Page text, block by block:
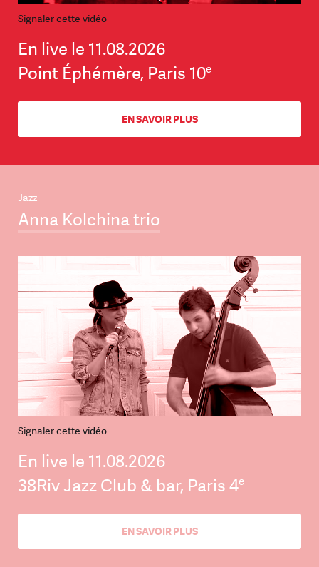
Signaler cette vidéo
En live le 11.08.2026
Point Éphémère, Paris 10e
EN SAVOIR PLUS
Jazz
Anna Kolchina trio
Signaler cette vidéo
En live le 11.08.2026
38Riv Jazz Club & bar, Paris 4e
EN SAVOIR PLUS